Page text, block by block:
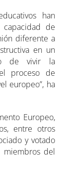
han
de
diferente a
en un
de vivir la
proceso de
europeo”, ha
Europeo,
entre otros
y votado
miembros del